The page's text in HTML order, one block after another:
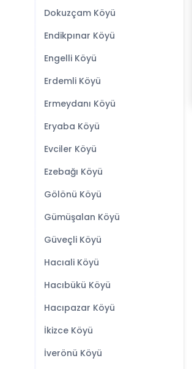
Dokuzçam Köyü
Endikpınar Köyü
Engelli Köyü
Erdemli Köyü
Ermeydanı Köyü
Eryaba Köyü
Evciler Köyü
Ezebağı Köyü
Gölönü Köyü
Gümüşalan Köyü
Güveçli Köyü
Hacıali Köyü
Hacıbükü Köyü
Hacıpazar Köyü
İkizce Köyü
İverönü Köyü